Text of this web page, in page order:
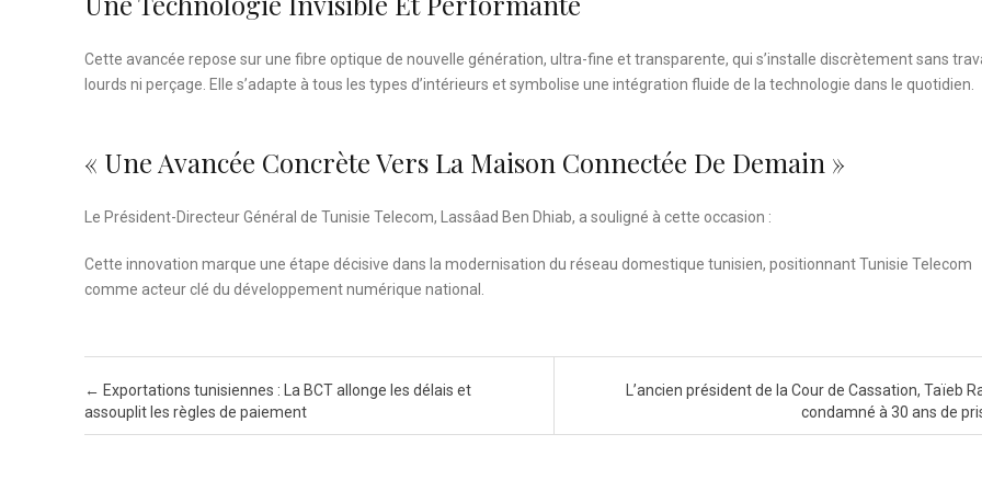
Cette avancée repose sur une fibre optique de nouvelle génération, ultra-fine et transparente, qui s’installe discrètement sans
lourds ni perçage. Elle s’adapte à tous les types d’intérieurs et symbolise une intégration fluide de la technologie dans le quotidien.
« Une Avancée Concrète Vers La Maison Connectée De Demain »
Le Président-Directeur Général de Tunisie Telecom, Lassâad Ben Dhiab, a souligné à cette occasion :
Cette innovation marque une étape décisive dans la modernisation du réseau domestique tunisien, positionnant Tunisie Telecom
comme acteur clé du développement numérique national.
Post navigation
← Exportations tunisiennes : La BCT allonge les délais et
assouplit les règles de paiement
L’ancien président de la Cour de Cassation, Taïeb
condamné à 30 ans de